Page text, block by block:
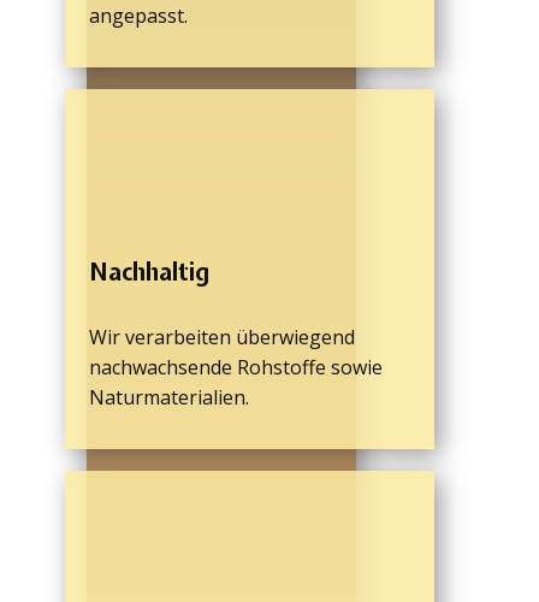
angepasst.
Nachhaltig
Wir verarbeiten überwiegend
nachwachsende Rohstoffe sowie
Naturmaterialien.